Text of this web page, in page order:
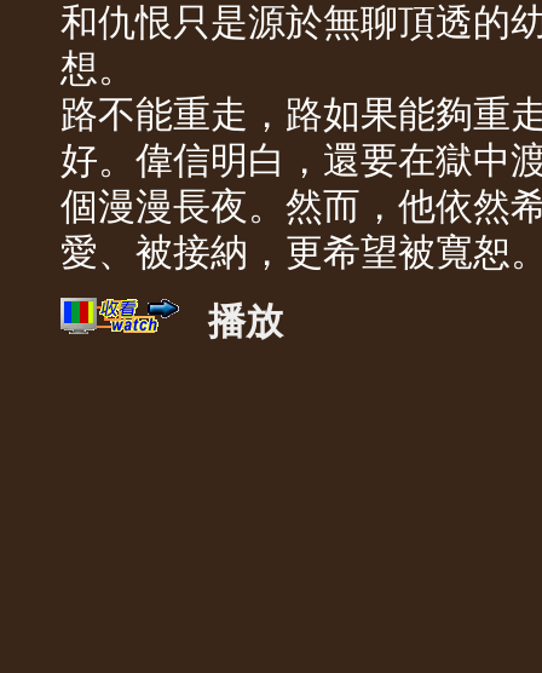
和仇恨只是源於無聊頂透的
想。
路不能重走，路如果能夠重
好。偉信明白，還要在獄中
個漫漫長夜。然而，他依然
愛、被接納，更希望被寬恕
播放